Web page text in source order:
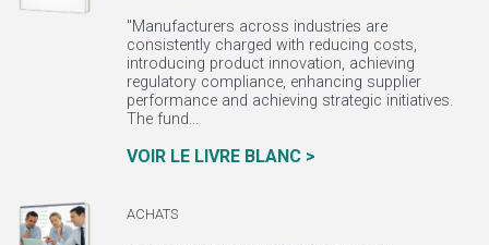
"Manufacturers across industries are
consistently charged with reducing costs,
introducing product innovation, achieving
regulatory compliance, enhancing supplier
performance and achieving strategic initiatives.
The fund...
VOIR LE LIVRE BLANC >
ACHATS